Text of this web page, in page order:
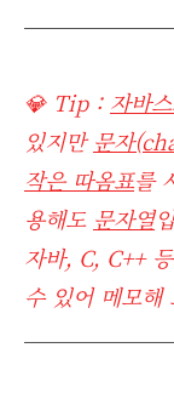
💎 Tip : 자바
있지만문자
작은 따옴표를
용해도 문자열
자바, C, C++
수 있어 메모해